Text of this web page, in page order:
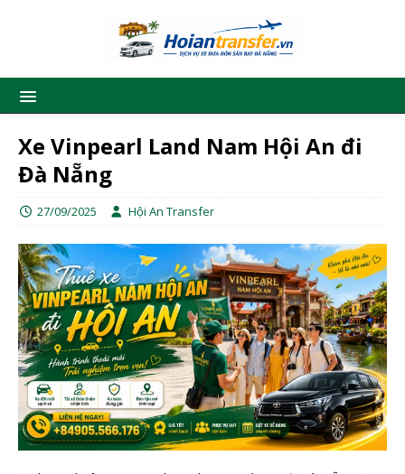
Xe Vinpearl Land Nam Hội An đi
Đà Nẵng
27/09/2025 Hội An Transfer